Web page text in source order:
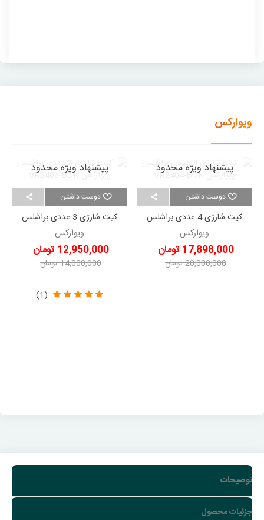
ویوارکس
دوست داشتن
پیشنهاد ویژه محدود
کیت شارژی 4 عددی براشلس
ویوارکس VR2404-BCKویوارکس
17,898,000 تومان
20,000,000 تومان
دوست داشتن
پیشنهاد ویژه محدود
کیت شارژی 3 عددی براشلس
ویوارکس VR2403-BCKویوارکس
12,950,000 تومان
14,000,000 تومان
(1)
توضیحات
جزئیات محصول